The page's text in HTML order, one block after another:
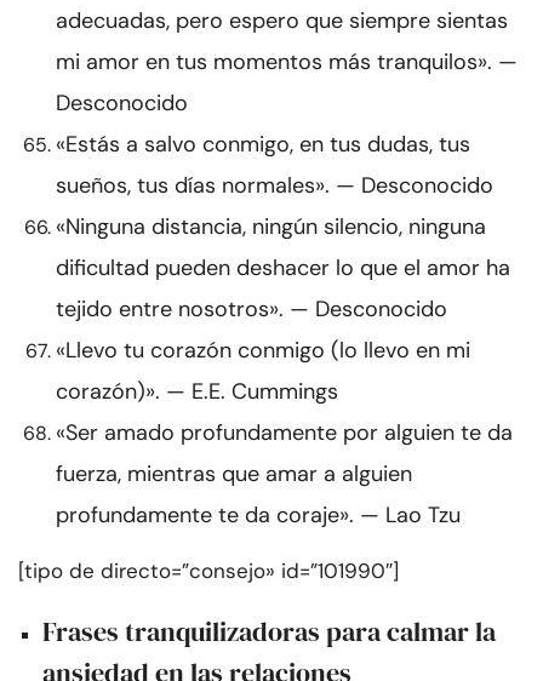
adecuadas, pero espero que siempre sientas
mi amor en tus momentos más tranquilos». —
Desconocido
«Estás a salvo conmigo, en tus dudas, tus
sueños, tus días normales». — Desconocido
«Ninguna distancia, ningún silencio, ninguna
dificultad pueden deshacer lo que el amor ha
tejido entre nosotros». — Desconocido
«Llevo tu corazón conmigo (lo llevo en mi
corazón)». — E.E. Cummings
«Ser amado profundamente por alguien te da
fuerza, mientras que amar a alguien
profundamente te da coraje». — Lao Tzu
[tipo de directo=”consejo» id=”101990″]
Frases tranquilizadoras para calmar la
ansiedad en las relaciones